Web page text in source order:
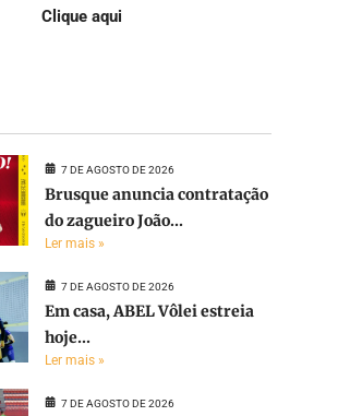
Clique aqui
7 DE AGOSTO DE 2026
Brusque anuncia contratação
do zagueiro João...
Ler mais »
7 DE AGOSTO DE 2026
Em casa, ABEL Vôlei estreia
hoje...
Ler mais »
7 DE AGOSTO DE 2026